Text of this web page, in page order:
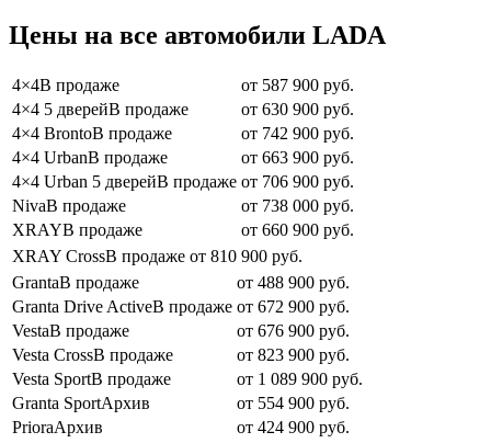
Цены на все автомобили LADA
4×4В продаже
от 587 900 руб.
4×4 5 дверейВ продаже
от 630 900 руб.
4×4 BrontoВ продаже
от 742 900 руб.
4×4 UrbanВ продаже
от 663 900 руб.
4×4 Urban 5 дверейВ продаже от 706 900 руб.
NivaВ продаже
от 738 000 руб.
XRAYВ продаже
от 660 900 руб.
XRAY CrossВ продаже от 810 900 руб.
GrantaВ продаже
от 488 900 руб.
Granta Drive ActiveВ продаже от 672 900 руб.
VestaВ продаже
от 676 900 руб.
Vesta CrossВ продаже
от 823 900 руб.
Vesta SportВ продаже
от 1 089 900 руб.
Granta SportАрхив
от 554 900 руб.
PrioraАрхив
от 424 900 руб.